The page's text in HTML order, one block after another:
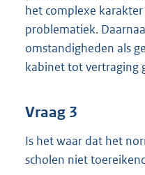
het complexe
problematiek.
omstandigheden als
kabinet tot vertraging
Vraag 3
Is het waar dat het
scholen niet